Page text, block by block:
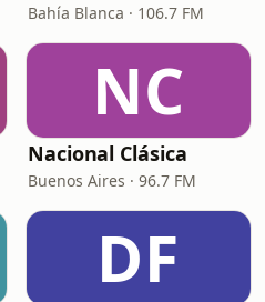
Bahía Blanca · 106.7 FM
NC
Nacional Clásica
Buenos Aires · 96.7 FM
DF